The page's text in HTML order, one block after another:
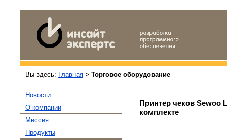
Вы здесь: Главная > Торговое оборудование
Новости
О компании
Миссия
Продукты
Принтер чеков Sewoo
комплекте